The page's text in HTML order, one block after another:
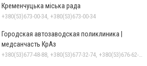
Кременчуцька міська рада
+380(53)673-00-34, +380(53)673-00-34
Городская автозаводская поликлиника |
медсанчасть КрАз
+380(53)677-48-88, +380(53)677-32-74, +380(53)676-62-99, +380536766187